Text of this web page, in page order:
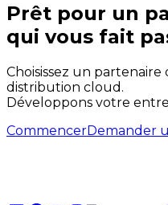
Prêt pour un
qui vous fait
Choisissez un
distribution cloud.
Développons votre
CommencerDemander